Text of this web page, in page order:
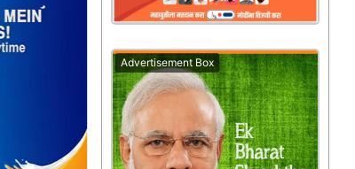
Advertisement Box